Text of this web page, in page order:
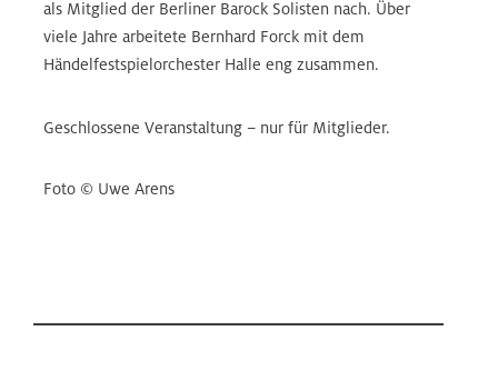
als Mitglied der Berliner Barock Solisten nach. Über
viele Jahre arbeitete Bernhard Forck mit dem
Händelfestspielorchester Halle eng zusammen.
Geschlossene Veranstaltung – nur für Mitglieder.
Foto © Uwe Arens